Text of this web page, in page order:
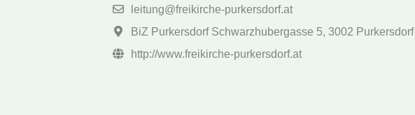
leitung@freikirche-purkersdorf.at
BiZ Purkersdorf Schwarzhubergasse 5, 3002 Purkersdorf
http://www.freikirche-purkersdorf.at